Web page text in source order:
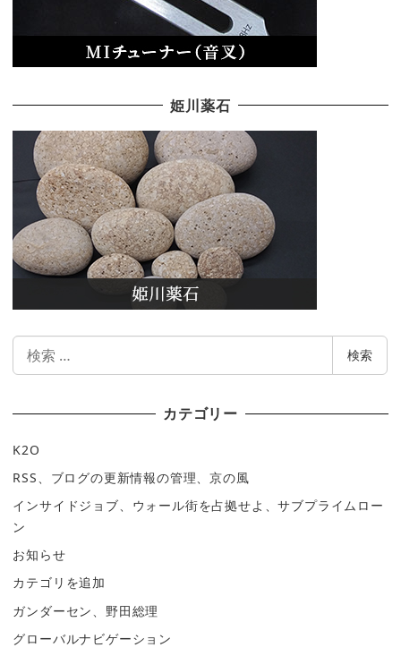
姫川薬石
検
検索
カテゴリー
K2O
RSS、ブログの更新情報の管理、京の風
インサイドジョブ、ウォール街を占拠せよ、サブプライムロー
ン
お知らせ
カテゴリを追加
ガンダーセン、野田総理
グローバルナビゲーション